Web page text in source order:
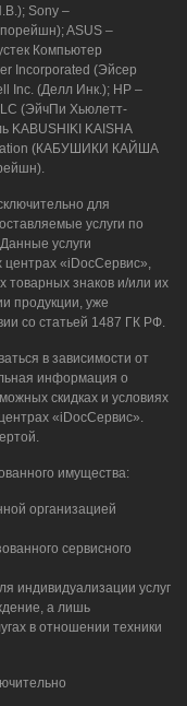
Sony –
ASUS –
Компьютер
Incorporated (Эйсер
Inc. (Делл Инк.); HP –
(ЭйчПи Хьюлетт-
KABUSHIKI KAISHA
(КАБУШИКИ КАЙША
для
услуги по
услуги
центрах «iDocСервис»,
товарных знаков и/или их
продукции, уже
со статьей 1487 ГК РФ.
в зависимости от
информация о
скидках и условиях
«iDocСервис».
имущества:
организацией
сервисного
индивидуализации услуг
а лишь
в отношении техники